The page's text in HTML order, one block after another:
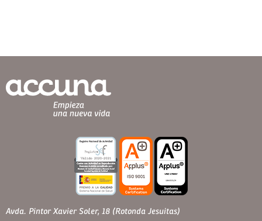
Avda. Pintor Xavier Soler, 18 (Rotonda Jesuitas)